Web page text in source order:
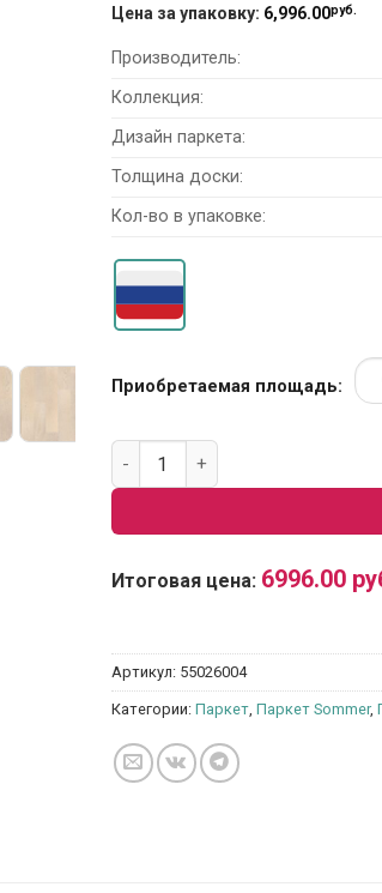
Цена за упаковку: 6,996.00руб.
Производитель:
Коллекция:
Дизайн паркета:
Толщина доски:
Кол-во в упаковке:
Приобретаемая площадь:
Количество товара
Итоговая цена: 6996.00
Артикул: 55026004
Категории: Паркет Паркет Sommer,